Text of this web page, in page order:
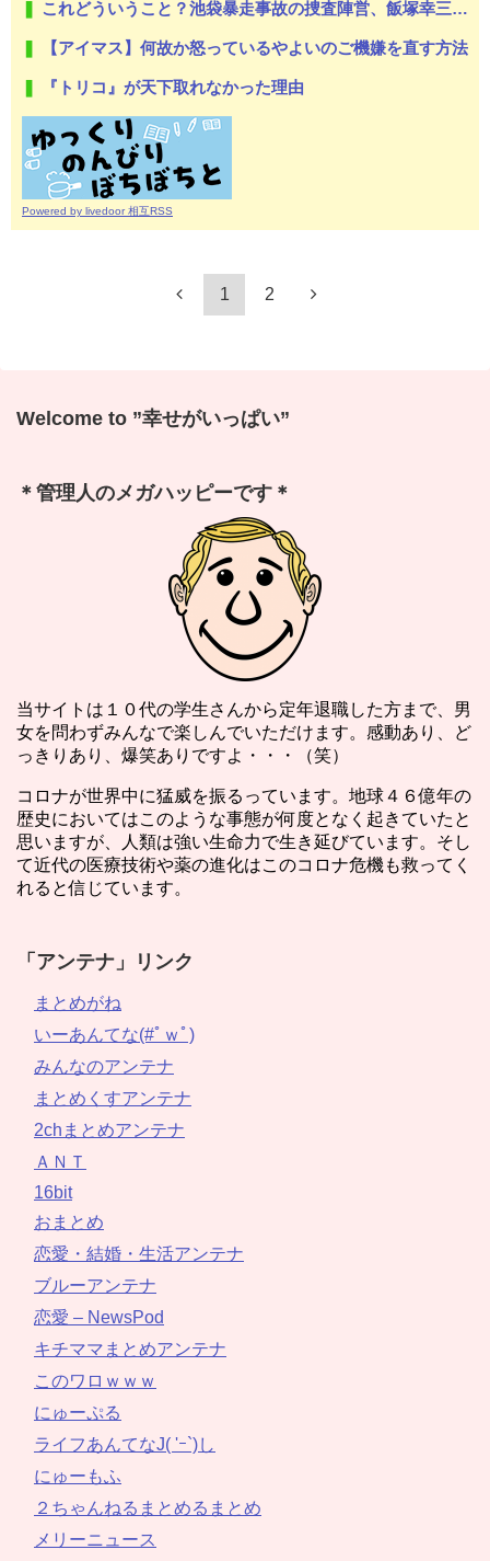
これどういうこと？池袋暴走事故の捜査陣営、飯塚幸三受刑者を逮捕しなくていい理由を考えるために1000ページもの法解釈書を読んでた模様…自民議員からも圧力
【アイマス】何故か怒っているやよいのご機嫌を直す方法
『トリコ』が天下取れなかった理由
Powered by livedoor 相互RSS
1 2
Welcome to ”幸せがいっぱい”
＊管理人のメガハッピーです＊
当サイトは１０代の学生さんから定年退職した方まで、男
女を問わずみんなで楽しんでいただけます。感動あり、ど
っきりあり、爆笑ありですよ・・・（笑）
コロナが世界中に猛威を振るっています。地球４６億年の
歴史においてはこのような事態が何度となく起きていたと
思いますが、人類は強い生命力で生き延びています。そし
て近代の医療技術や薬の進化はこのコロナ危機も救ってく
れると信じています。
「アンテナ」リンク
まとめがね
いーあんてな(#ﾟｗﾟ)
みんなのアンテナ
まとめくすアンテナ
2chまとめアンテナ
ＡＮＴ
16bit
おまとめ
恋愛・結婚・生活アンテナ
ブルーアンテナ
恋愛 – NewsPod
キチママまとめアンテナ
このワロｗｗｗ
にゅーぷる
ライフあんてなJ( 'ｰ`)し
にゅーもふ
２ちゃんねるまとめるまとめ
メリーニュース